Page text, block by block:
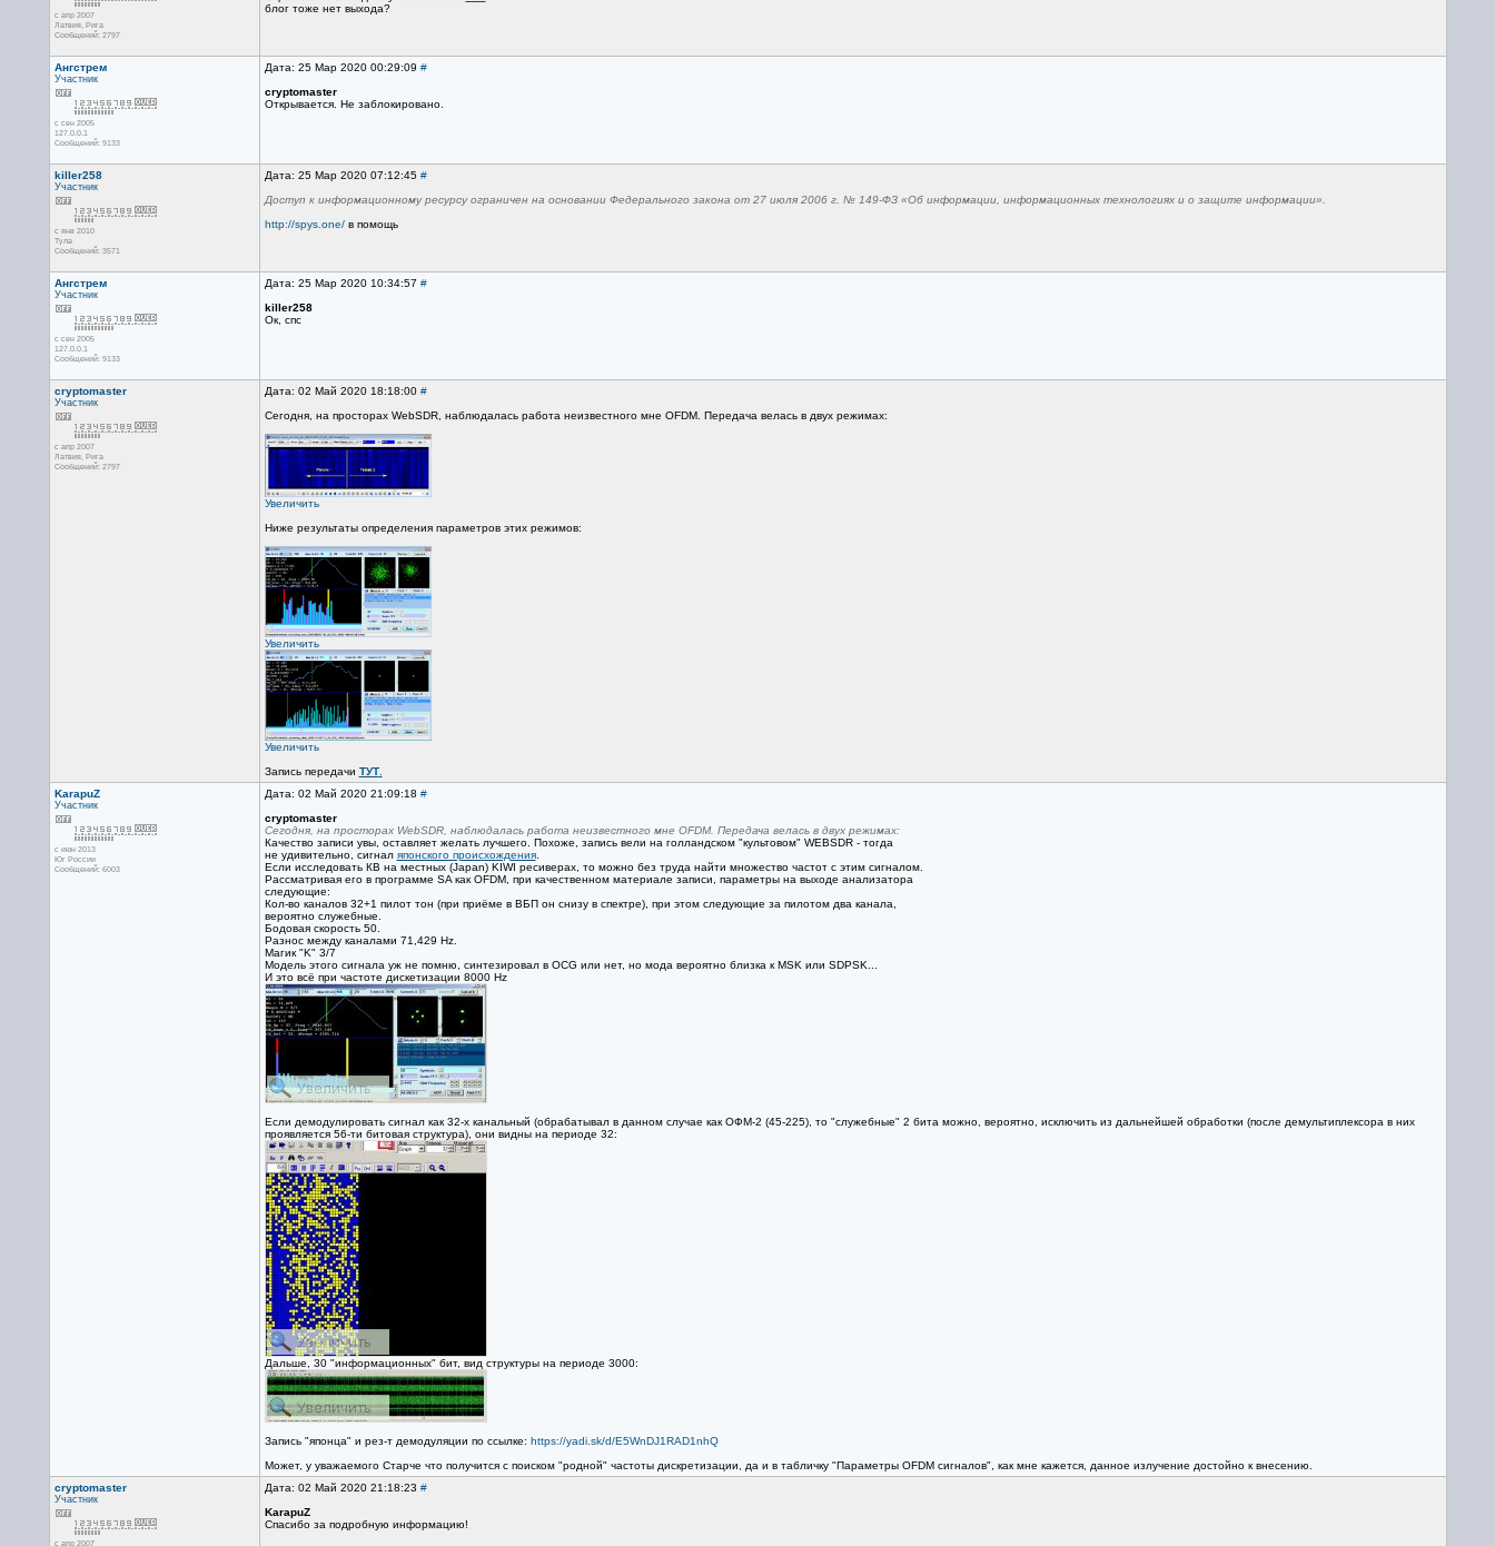
с апр 2007
Латвия, Рига
Сообщений: 2797
блог тоже нет выхода?
Ангстрем
Участник
с сен 2005
127.0.0.1
Сообщений: 9133
Дата: 25 Мар 2020 00:29:09 #
cryptomaster
Открывается. Не заблокировано.
killer258
Участник
с янв 2010
Тула
Сообщений: 3571
Дата: 25 Мар 2020 07:12:45 #
Доступ к информационному ресурсу ограничен на основании Федерального закона от 27 июля 2006 г. № 149-ФЗ «Об информации, информационных технологиях и о защите информации».
http://spys.one/в помощь
Ангстрем
Участник
с сен 2005
127.0.0.1
Сообщений: 9133
Дата: 25 Мар 2020 10:34:57 #
killer258
Ок, спс
cryptomaster
Участник
с апр 2007
Латвия, Рига
Сообщений: 2797
Дата: 02 Май 2020 18:18:00 #
Сегодня, на просторах WebSDR, наблюдалась работа неизвестного мне OFDM. Передача велась в двух режимах:
Увеличить
Ниже результаты определения параметров этих режимов:
Увеличить
Увеличить
Запись передачи ТУТ.
KarapuZ
Участник
с июн 2013
Юг России
Сообщений: 6003
Дата: 02 Май 2020 21:09:18 #
cryptomaster
Сегодня, на просторах WebSDR, наблюдалась работа неизвестного мне OFDM. Передача велась в двух режимах:
Качество записи увы, оставляет желать лучшего. Похоже, запись вели на голландском "культовом" WEBSDR - тогда
не удивительно, сигнал японского происхождения.
Если исследовать КВ на местных (Japan) KIWI ресиверах, то можно без труда найти множество частот с этим сигналом.
Рассматривая его в программе SA как OFDM, при качественном материале записи, параметры на выходе анализатора
следующие:
Кол-во каналов 32+1 пилот тон (при приёме в ВБП он снизу в спектре), при этом следующие за пилотом два канала,
вероятно служебные.
Бодовая скорость 50.
Разнос между каналами 71,429 Hz.
Магик "K" 3/7
Модель этого сигнала уж не помню, синтезировал в OCG или нет, но мода вероятно близка к MSK или SDPSK...
И это всё при частоте дискетизации 8000 Hz
Если демодулировать сигнал как 32-х канальный (обрабатывал в данном случае как ОФМ-2 (45-225), то "служебные" 2 бита можно, вероятно, исключить из дальнейшей обработки (после демультиплексора в них
проявляется 56-ти битовая структура), они видны на периоде 32:
Дальше, 30 "информационных" бит, вид структуры на периоде 3000:
Запись "японца" и рез-т демодуляции по ссылке: https://yadi.sk/d/E5WnDJ1RAD1nhQ
Может, у уважаемого Старче что получится с поиском "родной" частоты дискретизации, да и в табличку "Параметры OFDM сигналов", как мне кажется, данное излучение достойно к внесению.
cryptomaster
Участник
с апр 2007
Дата: 02 Май 2020 21:18:23 #
KarapuZ
Спасибо за подробную информацию!